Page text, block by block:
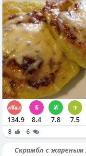
134.9 8.4 7.8 7.5
8 6
Скрамбл с жареным